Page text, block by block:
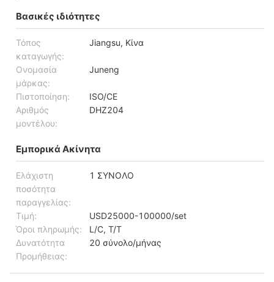
Βασικές ιδιότητες
Τόπος
καταγωγής:
Jiangsu, Κίνα
Ονομασία
μάρκας:
Juneng
Πιστοποίηση:
ISO/CE
Αριθμός
μοντέλου:
DHZ204
Εμπορικά Ακίνητα
Ελάχιστη
ποσότητα
παραγγελίας:
1 ΣΥΝΟΛΟ
Τιμή:
USD25000-100000/set
Όροι πληρωμής:
L/C, T/T
Δυνατότητα
Προμήθειας:
20 σύνολο/μήνας